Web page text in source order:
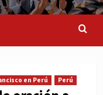
en Perú Perú